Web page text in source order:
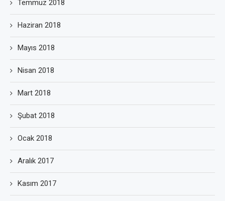
Temmuz 2018
Haziran 2018
Mayıs 2018
Nisan 2018
Mart 2018
Şubat 2018
Ocak 2018
Aralık 2017
Kasım 2017